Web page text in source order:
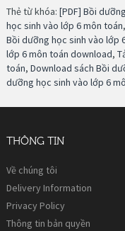
Thẻ từ khóa: [PDF] Bồi
học sinh vào lớp 6 môn toán,
Bồi dưỡng học sinh vào lớp
lớp 6 môn toán download,
toán, Download sách Bồi
dưỡng học sinh vào lớp 6
THÔNG TIN
Về chúng tôi
Delivery Information
Privacy Policy
Thông tin bản quyền